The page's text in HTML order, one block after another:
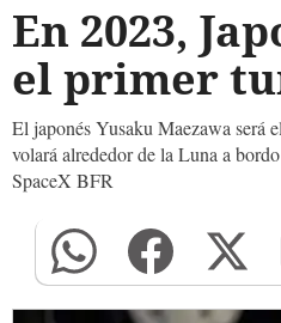
En 2023,
el primer
El japonés Yusaku Maezawa será
volará alrededor de la Luna a
SpaceX BFR